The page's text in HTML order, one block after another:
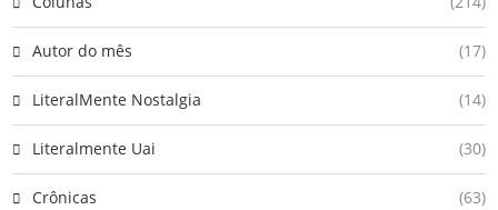
Autor do mês (17)
LiteralMente Nostalgia (14)
Literalmente Uai (30)
Crônicas (63)